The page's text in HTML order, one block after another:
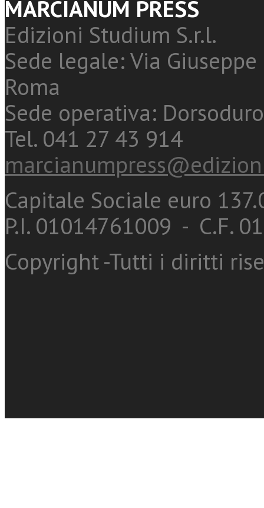
MARCIANUM PRESS
Edizioni Studium S.r.l.
Sede legale: Via
Roma
Sede operativa:
Tel. 041 27 43 914
Capitale Sociale euro
P.I. 01014761009 - C.F.
Copyright -Tutti i diritti